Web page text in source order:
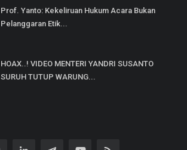
Prof. Yanto: Kekeliruan Hukum Acara Bukan
Pelanggaran Etik...
HOAX..! VIDEO MENTERI YANDRI SUSANTO
SURUH TUTUP WARUNG...